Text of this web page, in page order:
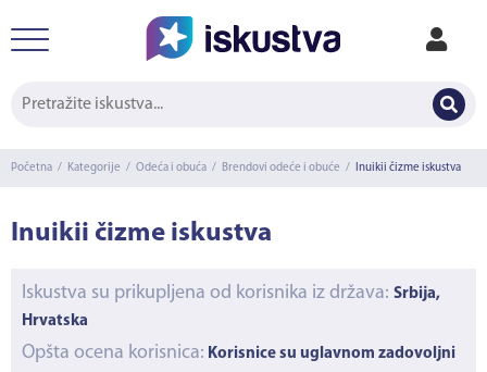
Početna / Kategorije / Odeća i obuća / Brendovi odeće i obuće / Inuikii čizme iskustva
Inuikii čizme iskustva
Iskustva su prikupljena od korisnika iz država: Srbija,
Hrvatska
Opšta ocena korisnica: Korisnice su uglavnom zadovoljni